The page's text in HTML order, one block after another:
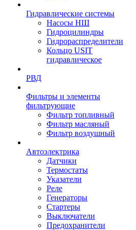
Гидравлические системы
Насосы НШ
Гидроцилиндры
Гидрораспределители
Кольцо USIT
гидравлическое
РВД
Фильтры и элементы
фильтрующие
Фильтр топливный
Фильтр масляный
Фильтр воздушный
Автоэлектрика
Датчики
Термостаты
Указатели
Реле
Генераторы
Стартеры
Выключатели
Предохранители